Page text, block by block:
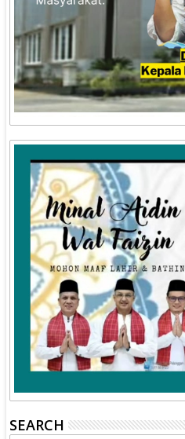
SEARCH